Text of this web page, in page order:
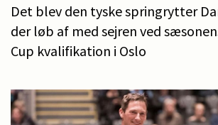
Det blev den tyske springrytter
der løb af med sejren ved
Cup kvalifikation i Oslo